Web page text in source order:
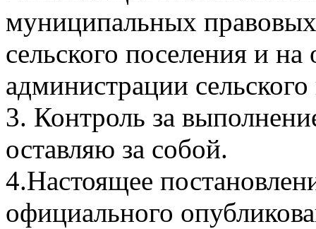
муниципальных правовых
сельского поселения и
администрации
3. Контроль за
оставляю за собой.
4.Настоящее
официального